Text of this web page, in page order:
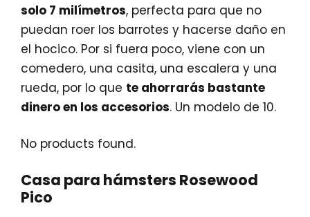
solo 7 milímetros, perfecta para que no
puedan roer los barrotes y hacerse daño en
el hocico. Por si fuera poco, viene con un
comedero, una casita, una escalera y una
rueda, por lo que te ahorrarás bastante
dinero en los accesorios. Un modelo de 10.
No products found.
Casa para hámsters Rosewood
Pico